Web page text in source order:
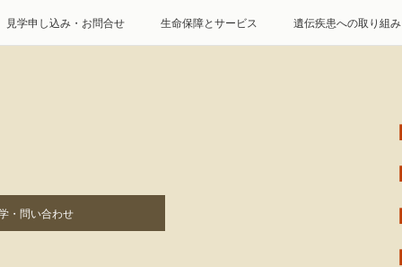
見学申し込み・お問合せ 生命保障とサービス 遺伝疾患への取り組み
・問い合わせ